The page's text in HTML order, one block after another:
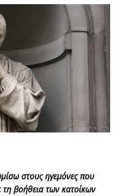
στους ηγεμόνες που
βοήθεια των κατοίκων